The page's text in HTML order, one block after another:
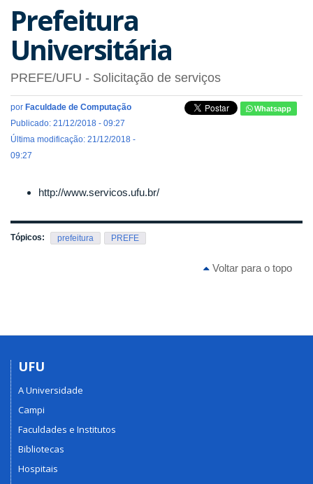
Prefeitura
Universitária
PREFE/UFU - Solicitação de serviços
por Faculdade de Computação
Publicado: 21/12/2018 - 09:27
Última modificação: 21/12/2018 -
09:27
Whatsapp
http://www.servicos.ufu.br/
Tópicos: prefeitura PREFE
Voltar para o topo
UFU
A Universidade
Campi
Faculdades e Institutos
Bibliotecas
Hospitais